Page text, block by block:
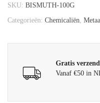
SKU: BISMUTH-100G
Categorieën: Chemicaliën
Gratis
Vanaf €50 in